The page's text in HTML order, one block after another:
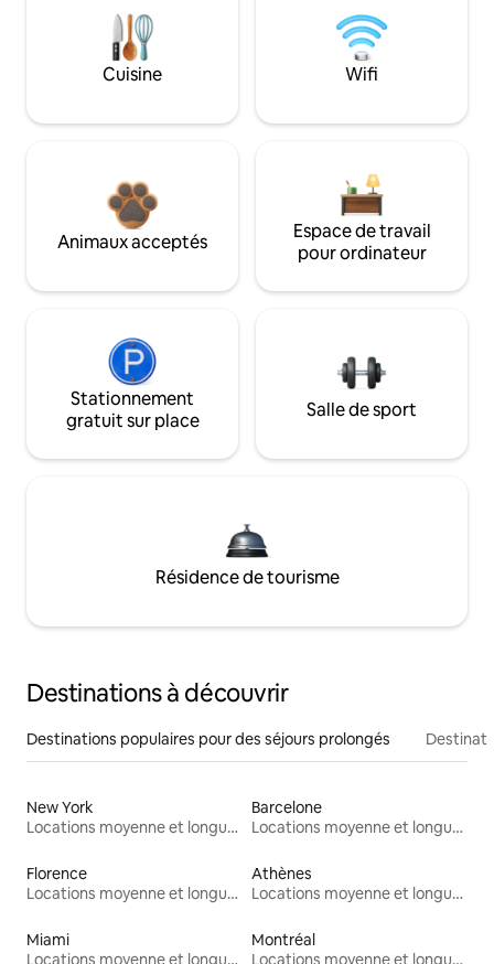
Cuisine Wifi
Animaux acceptés
Espace de travail
pour ordinateur
Stationnement
gratuit sur place
Salle de sport
Résidence de tourisme
Destinations à découvrir
Destinations populaires pour des séjours prolongés
New York
Locations moyenne et longue durée
Barcelone
Locations moyenne et longue durée
Florence
Locations moyenne et longue durée
Athènes
Locations moyenne et longue durée
Miami
Locations moyenne et longue durée
Montréal
Locations moyenne et longue durée